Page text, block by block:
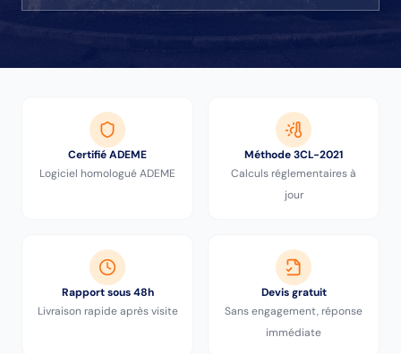
Certifié ADEME
Logiciel homologué ADEME
Méthode 3CL-2021
Calculs réglementaires à
jour
Rapport sous 48h
Livraison rapide après visite
Devis gratuit
Sans engagement, réponse
immédiate